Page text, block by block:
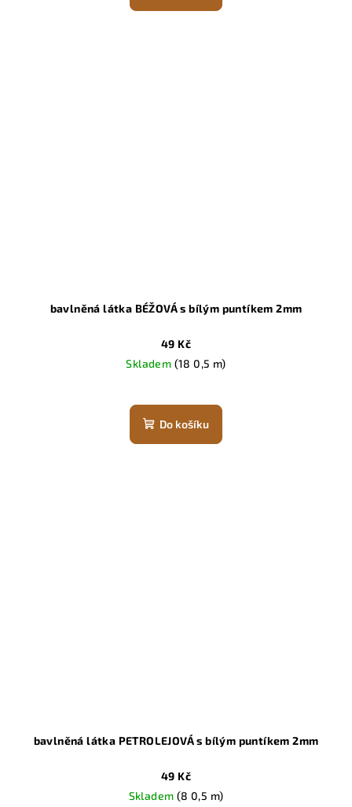
bavlněná látka BÉŽOVÁ s bílým puntíkem 2mm
49 Kč
Skladem (18 0,5 m)
Do košíku
bavlněná látka PETROLEJOVÁ s bílým puntíkem 2mm
49 Kč
Skladem (8 0,5 m)